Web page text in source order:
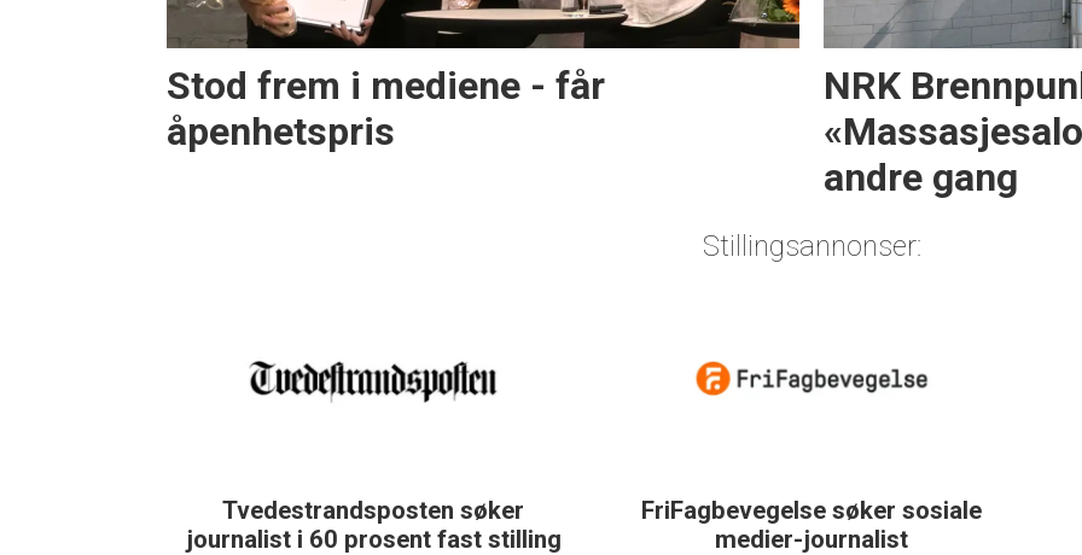
Stod frem i mediene - får
åpenhetspris
NRK
andre gang
Stillingsannonser:
FriFagbevegelse søker sosiale
medier-journalist
Halden Arbeiderblad søker
nyhetsjournalist